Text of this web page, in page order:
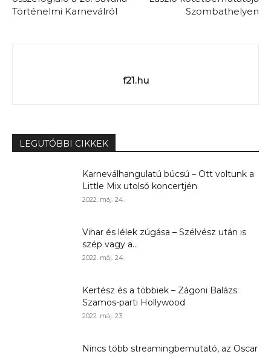
Történelmi Karneválról
Szombathelyen
f21.hu
LEGUTÓBBI CIKKEK
Karneválhangulatú búcsú – Ott voltunk a
Little Mix utolsó koncertjén
2022. máj. 24.
Vihar és lélek zúgása – Szélvész után is
szép vagy a...
2022. máj. 24.
Kertész és a többiek – Zágoni Balázs:
Szamos-parti Hollywood
2022. máj. 23.
Nincs több streamingbemutató, az Oscar